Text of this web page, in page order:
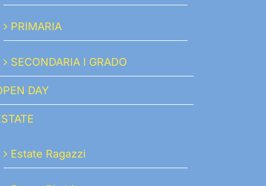
PRIMARIA
SECONDARIA I GRADO
DAY
Estate Ragazzi